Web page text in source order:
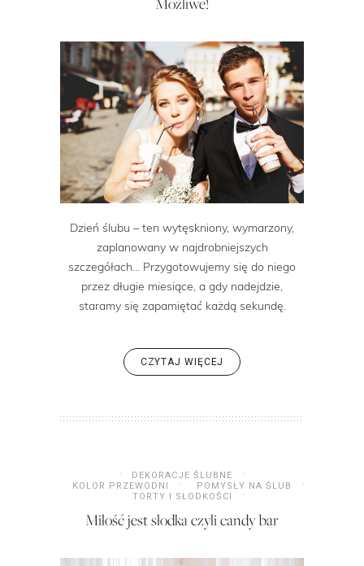
Dzień ślubu – ten wytęskniony, wymarzony,
zaplanowany w najdrobniejszych
szczegółach… Przygotowujemy się do niego
przez długie miesiące, a gdy nadejdzie,
staramy się zapamiętać każdą sekundę.
CZYTAJ WIĘCEJ
DEKORACJE ŚLUBNE
KOLOR PRZEWODNI
POMYSŁY NA ŚLUB
TORTY I SŁODKOŚCI
Miłość jest słodka czyli candy bar